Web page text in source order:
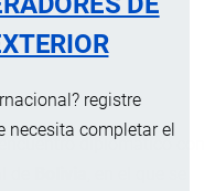
registre
necesita completar el
diplomático con
de